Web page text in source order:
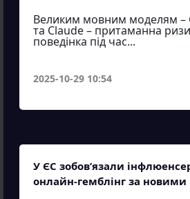
Великим мовним моделям –
та Claude – притаманна
поведінка під час...
2025-10-29 10:54
У ЄС зобов’язали
онлайн-гемблінг за